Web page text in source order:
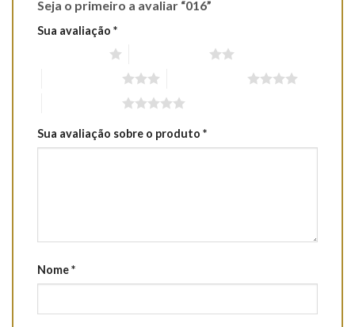
Seja o primeiro a avaliar “016”
Sua avaliação *
Sua avaliação sobre o produto *
Nome*